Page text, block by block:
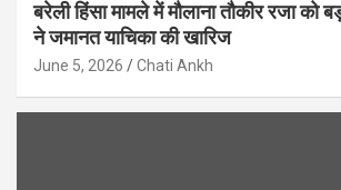
बरेली हिंसा मामले में मौलाना तौकीर रजा को
ने जमानत याचिका की खारिज
June 5, 2026 Chati Ankh